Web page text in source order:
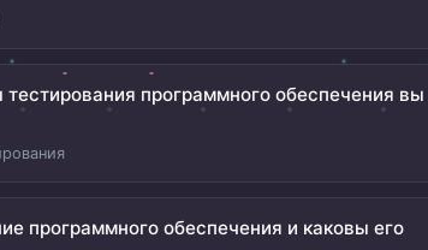
программного обеспечения вы
программного обеспечения и каковы его